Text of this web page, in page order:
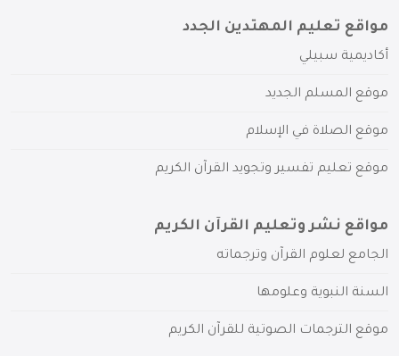
مواقع تعليم المهتدين الجدد
أكاديمية سبيلي
موقع المسلم الجديد
موقع الصلاة في الإسلام
موقع تعليم تفسير وتجويد القرآن الكريم
مواقع نشر وتعليم القرآن الكريم
الجامع لعلوم القرآن وترجماته
السنة النبوية وعلومها
موقع الترجمات الصوتية للقرآن الكريم